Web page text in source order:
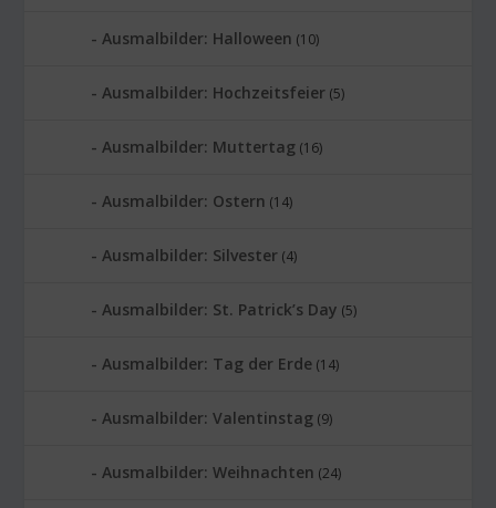
Ausmalbilder: Halloween (10)
Ausmalbilder: Hochzeitsfeier (5)
Ausmalbilder: Muttertag (16)
Ausmalbilder: Ostern (14)
Ausmalbilder: Silvester (4)
Ausmalbilder: St. Patrick’s Day (5)
Ausmalbilder: Tag der Erde (14)
Ausmalbilder: Valentinstag (9)
Ausmalbilder: Weihnachten (24)